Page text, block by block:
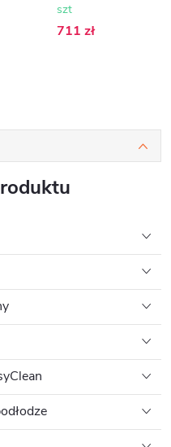
120x200 cm
szt
711 zł